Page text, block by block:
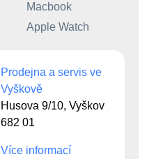
Macbook
Apple Watch
Prodejna a servis ve
Vyškově
Husova 9/10, Vyškov
682 01
Více informací